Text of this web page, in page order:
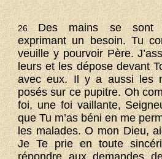
26 Des mains se sont
exprimant un besoin. Tu
veuille y pourvoir Père.
leurs et les dépose devant
avec eux. Il y a aussi les
posés sur ce pupitre. Oh
foi, une foi vaillante,
que Tu m’as béni en me
les malades. O mon Dieu,
Je Te prie en toute